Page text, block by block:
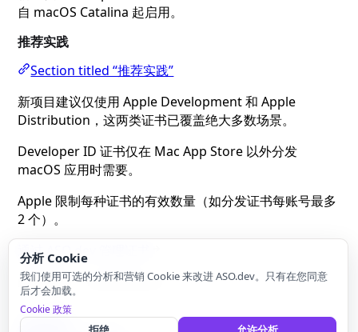
自 macOS Catalina 起启用。
推荐实践
Section titled “推荐实践”
新项目建议仅使用 Apple Development 和 Apple
Distribution，这两类证书已覆盖绝大多数场景。
Developer ID 证书仅在 Mac App Store 以外分发
macOS 应用时需要。
Apple 限制每种证书的有效数量（如分发证书每账号最多
2 个）。
通过 ASO.dev 管理证书
最近更新：2026年6月9日
上一页
分析 Cookie
我们使用可选的分析和营销 Cookie 来改进 ASO.dev。只有在您同意
后才会加载。
Cookie 政策